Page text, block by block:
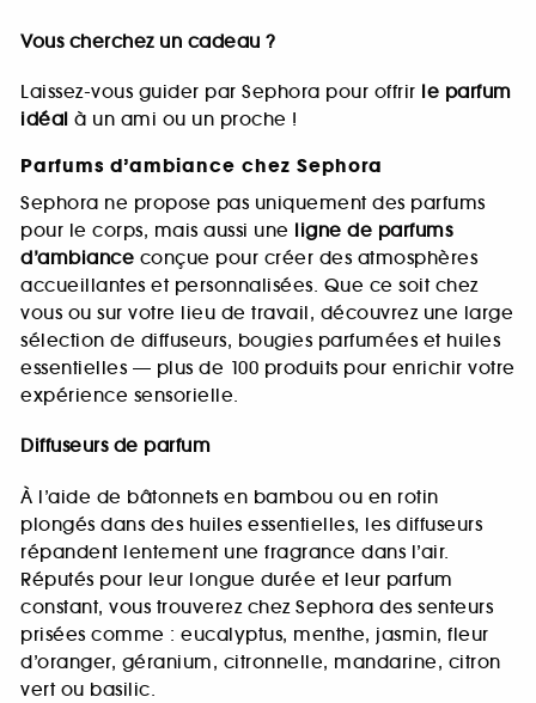
Vous cherchez un cadeau ?
Laissez-vous guider par Sephora pour offrir le parfum
idéal à un ami ou un proche !
Parfums d’ambiance chez Sephora
Sephora ne propose pas uniquement des parfums
pour le corps, mais aussi une ligne de parfums
d’ambiance conçue pour créer des atmosphères
accueillantes et personnalisées. Que ce soit chez
vous ou sur votre lieu de travail, découvrez une large
sélection de diffuseurs, bougies parfumées et huiles
essentielles — plus de 100 produits pour enrichir votre
expérience sensorielle.
Diffuseurs de parfum
À l’aide de bâtonnets en bambou ou en rotin
plongés dans des huiles essentielles, les diffuseurs
répandent lentement une fragrance dans l’air.
Réputés pour leur longue durée et leur parfum
constant, vous trouverez chez Sephora des senteurs
prisées comme : eucalyptus, menthe, jasmin, fleur
d’oranger, géranium, citronnelle, mandarine, citron
vert ou basilic.